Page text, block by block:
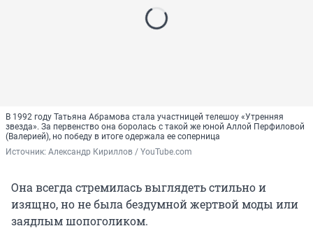
В 1992 году Татьяна Абрамова стала участницей телешоу «Утренняя
звезда». За первенство она боролась с такой же юной Аллой Перфиловой
(Валерией), но победу в итоге одержала ее соперница
Источник: Александр Кириллов / YouTube.com
Она всегда стремилась выглядеть стильно и
изящно, но не была бездумной жертвой моды или
заядлым шопоголиком.